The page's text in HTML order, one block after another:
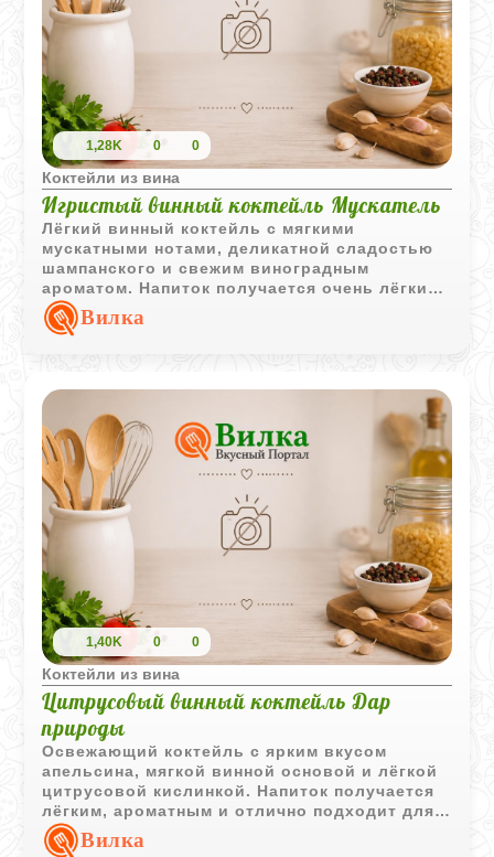
1,28K 0 0
Коктейли из вина
Игристый винный коктейль Мускатель
Лёгкий винный коктейль с мягкими
мускатными нотами, деликатной сладостью
шампанского и свежим виноградным
ароматом. Напиток получается очень лёгким,
фруктовым и праздничным.
Вилка
1,40K 0 0
Коктейли из вина
Цитрусовый винный коктейль Дар
природы
Освежающий коктейль с ярким вкусом
апельсина, мягкой винной основой и лёгкой
цитрусовой кислинкой. Напиток получается
лёгким, ароматным и отлично подходит для
тёплой погоды.
Вилка